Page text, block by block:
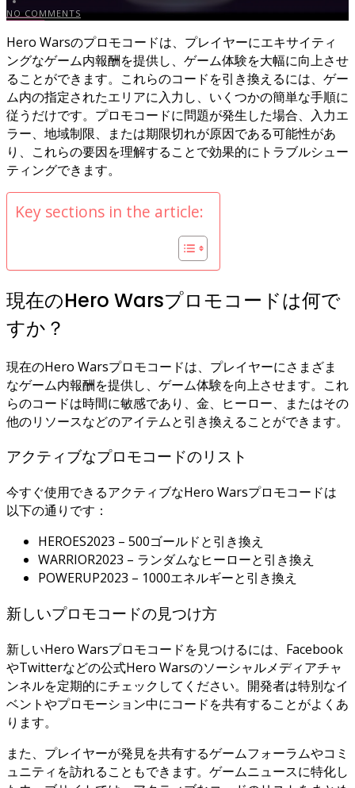
NO COMMENTS
Hero Warsのプロモコードは、プレイヤーにエキサイティ
ングなゲーム内報酬を提供し、ゲーム体験を大幅に向上させ
ることができます。これらのコードを引き換えるには、ゲー
ム内の指定されたエリアに入力し、いくつかの簡単な手順に
従うだけです。プロモコードに問題が発生した場合、入力エ
ラー、地域制限、または期限切れが原因である可能性があ
り、これらの要因を理解することで効果的にトラブルシュー
ティングできます。
Key sections in the article:
現在のHero Warsプロモコードは何で
すか？
現在のHero Warsプロモコードは、プレイヤーにさまざま
なゲーム内報酬を提供し、ゲーム体験を向上させます。これ
らのコードは時間に敏感であり、金、ヒーロー、またはその
他のリソースなどのアイテムと引き換えることができます。
アクティブなプロモコードのリスト
今すぐ使用できるアクティブなHero Warsプロモコードは
以下の通りです：
HEROES2023 – 500ゴールドと引き換え
WARRIOR2023 – ランダムなヒーローと引き換え
POWERUP2023 – 1000エネルギーと引き換え
新しいプロモコードの見つけ方
新しいHero Warsプロモコードを見つけるには、Facebook
やTwitterなどの公式Hero Warsのソーシャルメディアチャ
ンネルを定期的にチェックしてください。開発者は特別なイ
ベントやプロモーション中にコードを共有することがよくあ
ります。
また、プレイヤーが発見を共有するゲームフォーラムやコミ
ュニティを訪れることもできます。ゲームニュースに特化し